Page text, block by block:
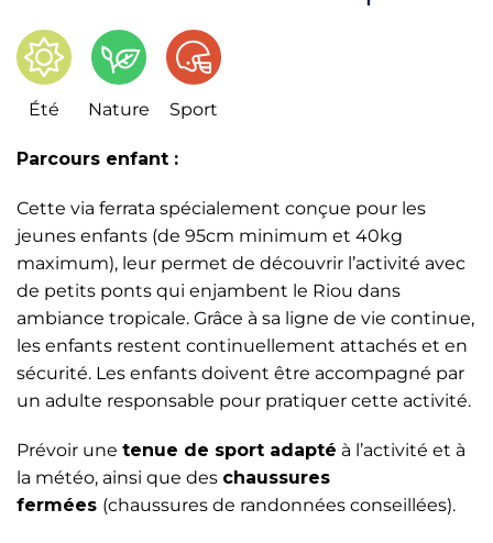
Été Nature Sport
Parcours enfant :
Cette via ferrata spécialement conçue pour les
jeunes enfants (de 95cm minimum et 40kg
maximum), leur permet de découvrir l’activité avec
de petits ponts qui enjambent le Riou dans
ambiance tropicale. Grâce à sa ligne de vie continue,
les enfants restent continuellement attachés et en
sécurité. Les enfants doivent être accompagné par
un adulte responsable pour pratiquer cette activité.
Prévoir une tenue de sport adapté à l’activité et à
la météo, ainsi que des chaussures
fermées (chaussures de randonnées conseillées).